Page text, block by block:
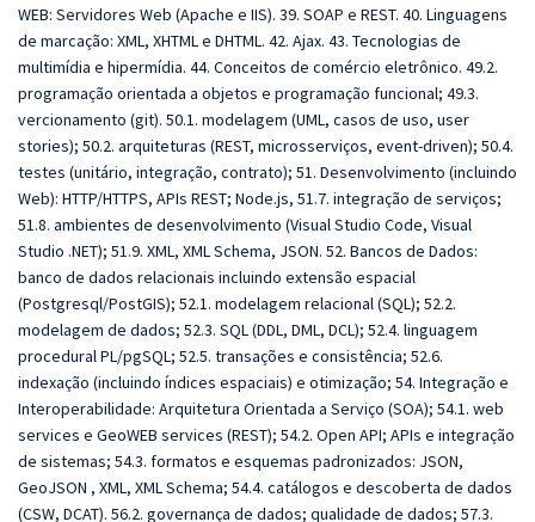
WEB: Servidores Web (Apache e IIS). 39. SOAP e REST. 40. Linguagens
de marcação: XML, XHTML e DHTML. 42. Ajax. 43. Tecnologias de
multimídia e hipermídia. 44. Conceitos de comércio eletrônico. 49.2.
programação orientada a objetos e programação funcional; 49.3.
vercionamento (git). 50.1. modelagem (UML, casos de uso, user
stories); 50.2. arquiteturas (REST, microsserviços, event-driven); 50.4.
testes (unitário, integração, contrato); 51. Desenvolvimento (incluindo
Web): HTTP/HTTPS, APIs REST; Node.js, 51.7. integração de serviços;
51.8. ambientes de desenvolvimento (Visual Studio Code, Visual
Studio .NET); 51.9. XML, XML Schema, JSON. 52. Bancos de Dados:
banco de dados relacionais incluindo extensão espacial
(Postgresql/PostGIS); 52.1. modelagem relacional (SQL); 52.2.
modelagem de dados; 52.3. SQL (DDL, DML, DCL); 52.4. linguagem
procedural PL/pgSQL; 52.5. transações e consistência; 52.6.
indexação (incluindo índices espaciais) e otimização; 54. Integração e
Interoperabilidade: Arquitetura Orientada a Serviço (SOA); 54.1. web
services e GeoWEB services (REST); 54.2. Open API; APIs e integração
de sistemas; 54.3. formatos e esquemas padronizados: JSON,
GeoJSON , XML, XML Schema; 54.4. catálogos e descoberta de dados
(CSW, DCAT). 56.2. governança de dados; qualidade de dados; 57.3.